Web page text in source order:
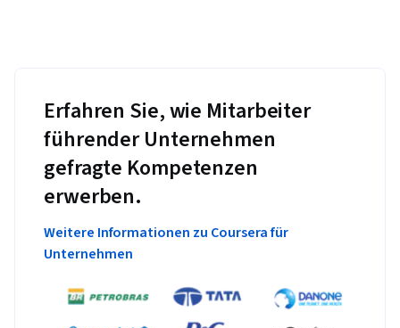
Erfahren Sie, wie Mitarbeiter
führender Unternehmen
gefragte Kompetenzen
erwerben.
Weitere Informationen zu Coursera für
Unternehmen